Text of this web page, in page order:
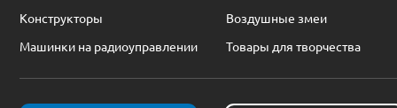
Конструкторы
Воздушные змеи
Машинки на радиоуправлении
Товары для творчества